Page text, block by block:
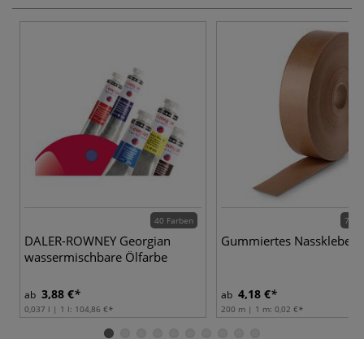
40 Farben
DALER-ROWNEY Georgian
wassermischbare Ölfarbe
ab 3,88 €
0,037 l | 1 l: 104,86 €
7
Gummiertes
ab 4,18 €
200 m | 1 m: 0,02 €